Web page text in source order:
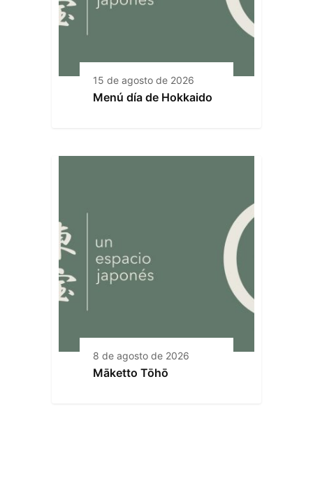
15 de agosto de 2026
Menú día de Hokkaido
8 de agosto de 2026
Māketto Tōhō